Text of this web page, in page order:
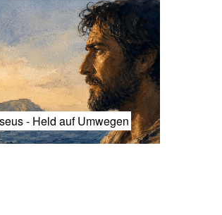
- Held auf Umwegen